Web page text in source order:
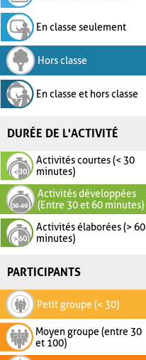
En classe seulement
Hors classe
En classe et hors classe
DURÉE DE L'ACTIVITÉ
Activités courtes (< 30
minutes)
Activités développées
(Entre 30 et 60 minutes)
Activités élaborées (> 60
minutes)
PARTICIPANTS
Petit groupe (< 30)
Moyen groupe (entre 30
et 100)